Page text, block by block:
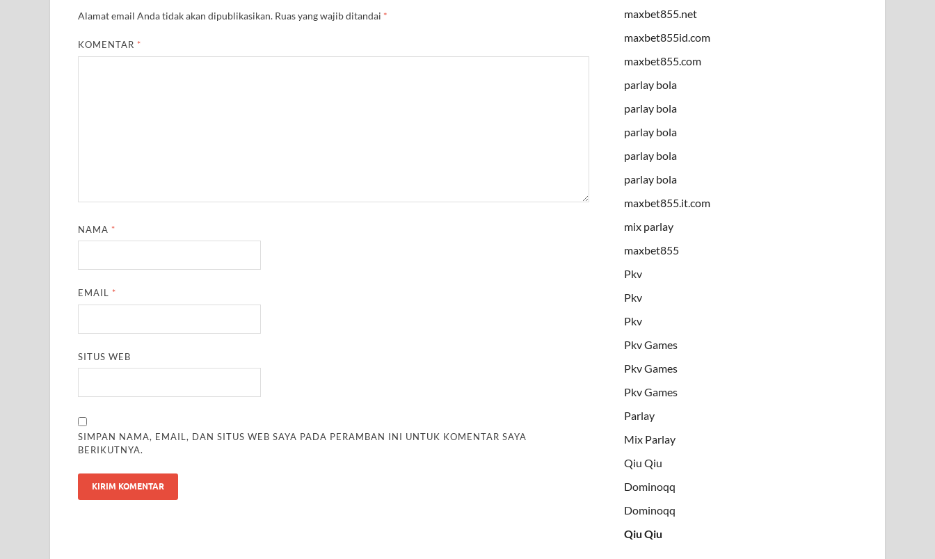
Alamat email Anda tidak akan dipublikasikan. Ruas yang wajib ditandai *
KOMENTAR *
NAMA *
EMAIL *
SITUS WEB
SIMPAN NAMA, EMAIL, DAN SITUS WEB SAYA PADA PERAMBAN INI UNTUK KOMENTAR SAYA
BERIKUTNYA.
maxbet855.net
maxbet855id.com
maxbet855.com
parlay bola
parlay bola
parlay bola
parlay bola
parlay bola
maxbet855.it.com
mix parlay
maxbet855
Pkv
Pkv
Pkv
Pkv Games
Pkv Games
Pkv Games
Parlay
Mix Parlay
Qiu Qiu
Dominoqq
Dominoqq
Qiu Qiu